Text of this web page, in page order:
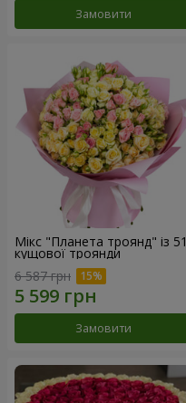
Замовити
Мікс "Планета троянд" із 51
кущової троянди
6 587 грн
Замовити